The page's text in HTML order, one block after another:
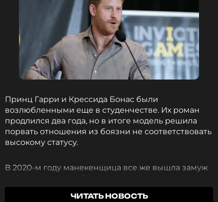
Принц Гарри и Крессида Бонас были
возлюбленными еще в студенчестве. Их роман
продлился два года, но в итоге модель решила
порвать отношения из боязни не соответствовать
высокому статусу.
В 2020-м году манекенщица все же вышла замуж
за Гарри, но он не был членом королевской
семьи. Вместе с Гарри Уэнтвортом-Стэнли они
пытались стать родителями. Девушка была
ЧИТАТЬ НОВОСТЬ